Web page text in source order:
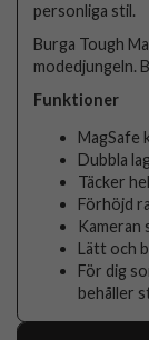
personliga stil.
Burga Tough
modedjungeln.
Funktioner
MagSafe
Dubbla
Täcker
Förhöjd
Kameran
Lätt och
För dig
behåller